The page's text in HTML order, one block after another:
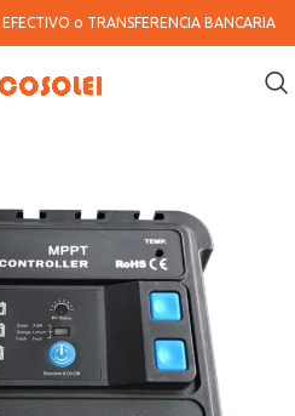
EFECTIVO o TRANSFERENCIA BANCARIA